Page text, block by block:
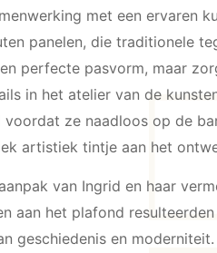
met een ervaren
panelen, die traditionele
perfecte pasvorm, maar
in het atelier van de
ze naadloos op de
artistiek tintje aan het
van Ingrid en haar
aan het plafond
geschiedenis en